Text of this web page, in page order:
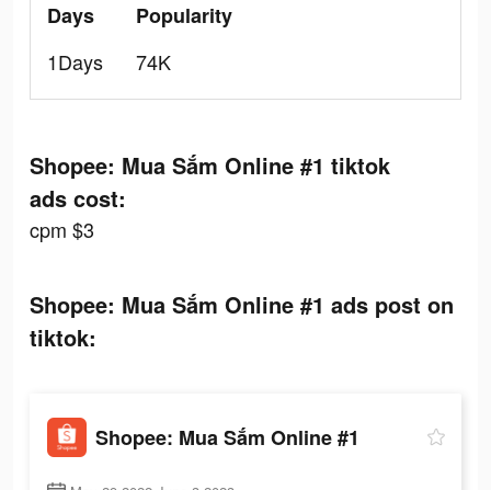
Days
1Days
Popularity
74K
Shopee: Mua Sắm Online #1 tiktok
ads cost:
cpm $3
Shopee: Mua Sắm Online #1 ads post on
tiktok:
Shopee: Mua Sắm Online #1